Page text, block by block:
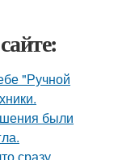
"Ручной
были
сразу